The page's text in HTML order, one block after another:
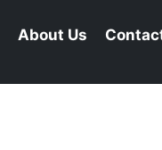
About Us